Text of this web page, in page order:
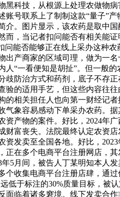
科技，从根源上处理农做物
账号联系上了制制这款“量子
。图片显示，该农药是取中
而，当记者扣问能否有相关能
问能否能够正在线上采办这种
产商家的区域司理，做为一
人“一看便知是胡扯”。但一般
防治方式和药剂，底子不存
的适用手艺，但这些内容往
的相关担任人也向第一财经记
象容易感动下单采办农药。
产物的案件。好比，2024年
财富丧失。法院最终认定农资
发卖至全国各地。好比，
在多个电商平台注册网店，
5月间，被告人丁某明知本人
个收集电商平台注册店肆，通
低于标注的30%质量目标，
面临着诸多窘境。线下发卖合